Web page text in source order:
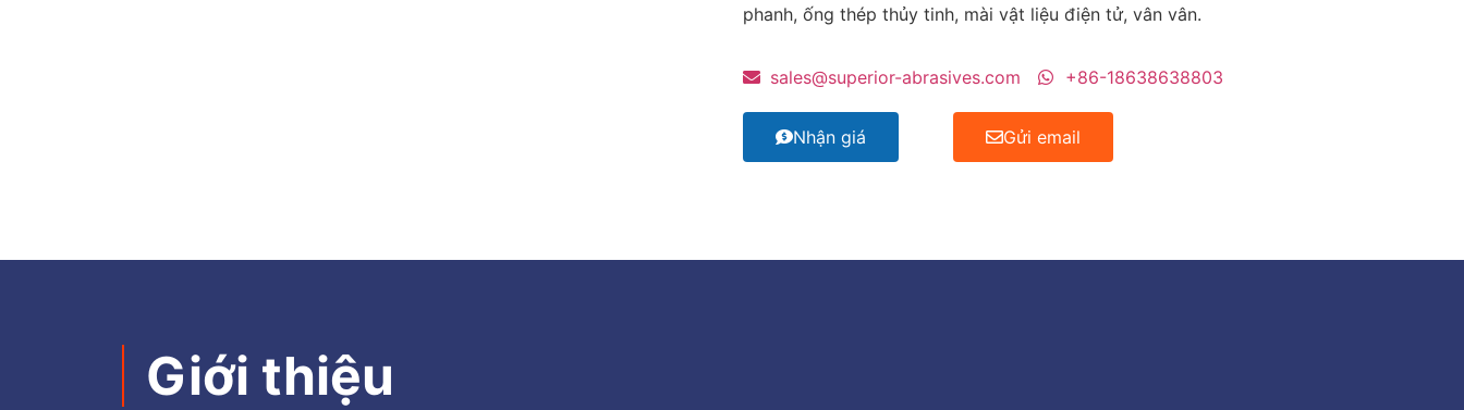
phanh, ống thép thủy tinh, mài vật liệu điện tử, vân vân.
sales@superior-abrasives.com +86-18638638803
Nhận giá Gửi email
Giới thiệu